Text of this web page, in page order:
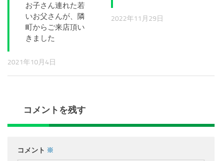
お子さん連れた若
いお父さんが、隣
町からご来店頂い
きました
2021年10月4日
2022年11月29日
コメントを残す
コメント ※